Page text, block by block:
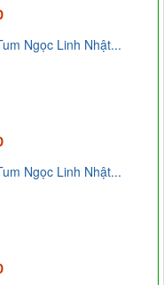
Ngọc Linh Nhật...
Ngọc Linh Nhật...